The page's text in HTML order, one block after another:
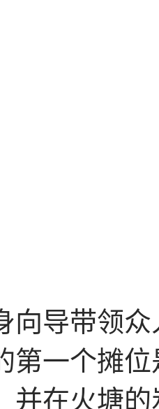
向导带领
第一个摊
并在火塘